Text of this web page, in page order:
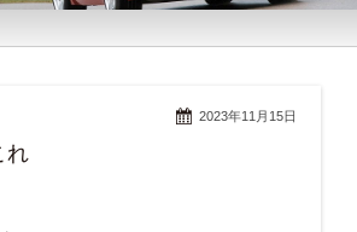
2023年11月15日
れ